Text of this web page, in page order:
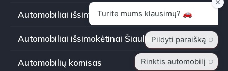
Automobiliai išsimokėtinai Panevėžyje
Automobiliai išsimokėtinai Šiauliuose
Automobilių komisas